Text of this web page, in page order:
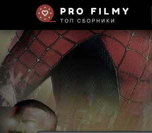
PRO FILMY
ТОП СБОРНИКИ